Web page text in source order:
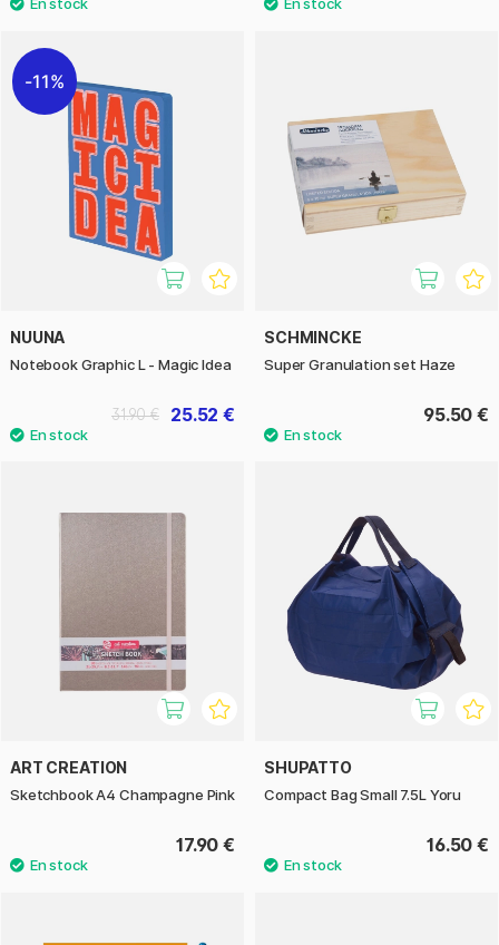
11%
NUUNA
Notebook Graphic L - Magic Idea
25.52 €
31.90 €
SCHMINCKE
Super Granulation set Haze
95.50 €
ART CREATION
Sketchbook A4 Champagne Pink
17.90 €
SHUPATTO
Compact Bag Small 7.5L Yoru
16.50 €